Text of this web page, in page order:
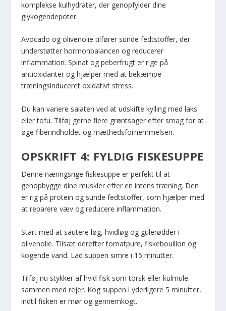
komplekse kulhydrater, der genopfylder dine
glykogendepoter.
Avocado og olivenolie tilfører sunde fedtstoffer, der
understøtter hormonbalancen og reducerer
inflammation. Spinat og peberfrugt er rige på
antioxidanter og hjælper med at bekæmpe
træningsinduceret oxidativt stress.
Du kan variere salaten ved at udskifte kylling med laks
eller tofu. Tilføj gerne flere grøntsager efter smag for at
øge fiberindholdet og mæthedsfornemmelsen.
OPSKRIFT 4: FYLDIG FISKESUPPE
Denne næringsrige fiskesuppe er perfekt til at
genopbygge dine muskler efter en intens træning. Den
er rig på protein og sunde fedtstoffer, som hjælper med
at reparere væv og reducere inflammation.
Start med at sautere løg, hvidløg og gulerødder i
olivenolie. Tilsæt derefter tomatpure, fiskebouillon og
kogende vand. Lad suppen simre i 15 minutter.
Tilføj nu stykker af hvid fisk som torsk eller kulmule
sammen med rejer. Kog suppen i yderligere 5 minutter,
indtil fisken er mør og gennemkogt.